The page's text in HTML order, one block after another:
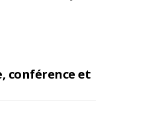
conférence et